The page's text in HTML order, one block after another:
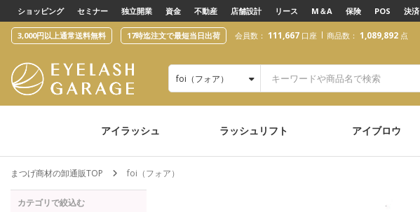
text.skipToContent
text.skipToNavigation
ショッピング セミナー 独立開業 資金 不動産 店舗設計 リース M＆A 保険 POS 決済
3,000円以上通常送料無料 17時迄注文で最短当日出荷 会員数： 111,667 口座 商品数： 1,089,892 点
foi（フォア）
アイラッシュ ラッシュリフト アイブロウ
まつげ商材の卸通販TOP foi（フォア）
カテゴリで絞込む